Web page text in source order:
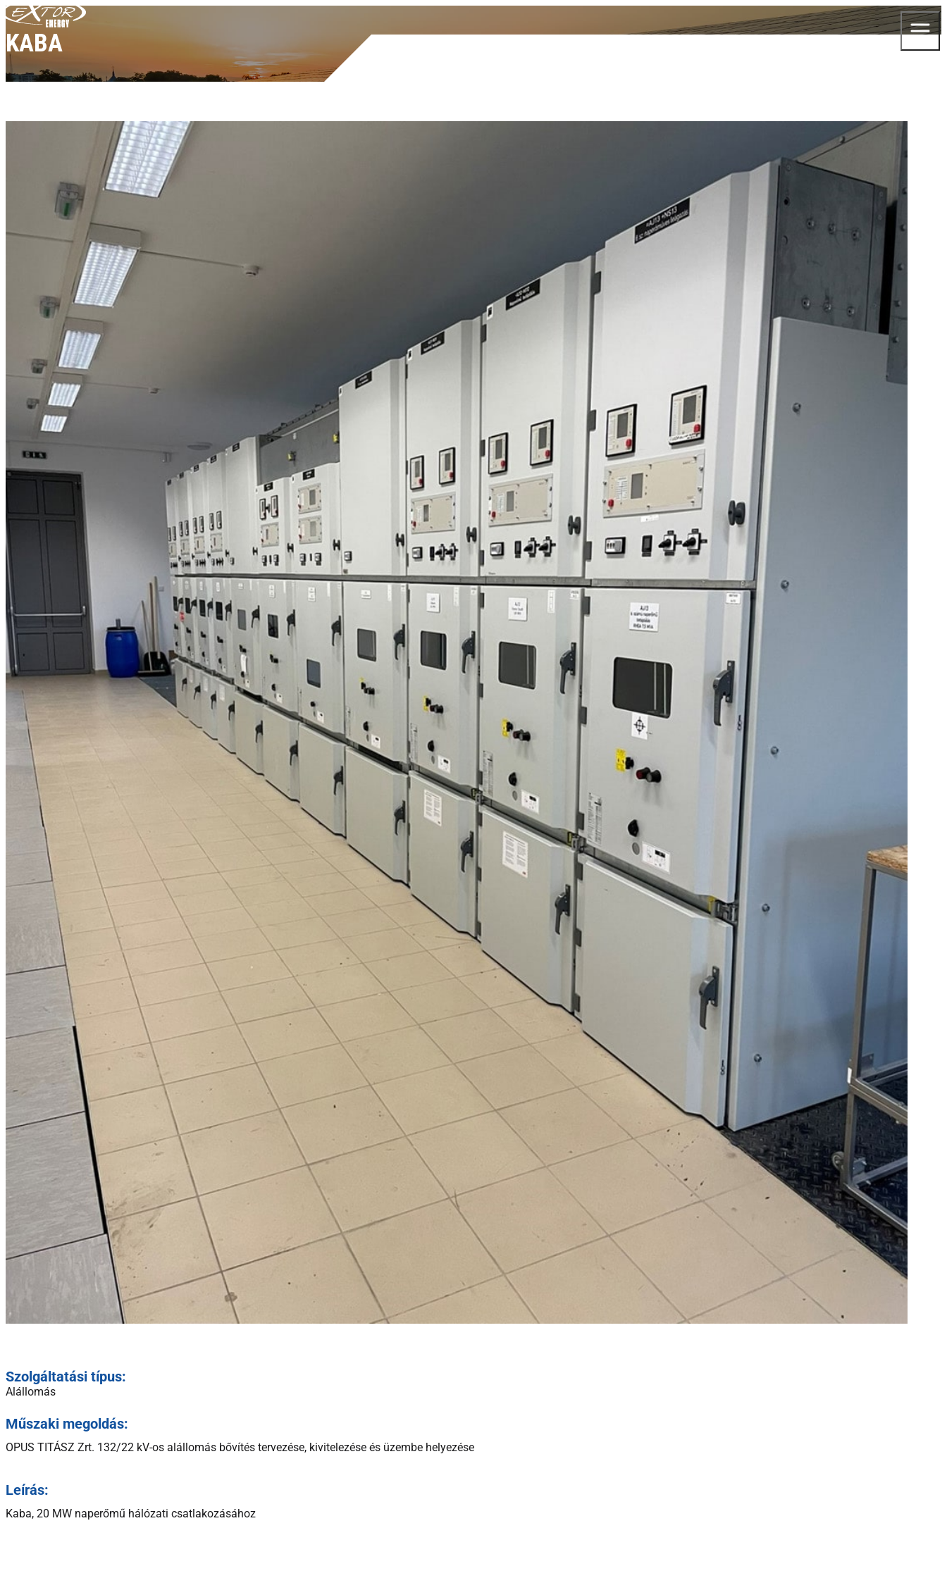
Skip to content
KABA
Szolgáltatási típus:
Alállomás
Műszaki megoldás:
OPUS TITÁSZ Zrt. 132/22 kV-os alállomás bővítés tervezése, kivitelezése és üzembe helyezése
Leírás:
Kaba, 20 MW naperőmű hálózati csatlakozásához